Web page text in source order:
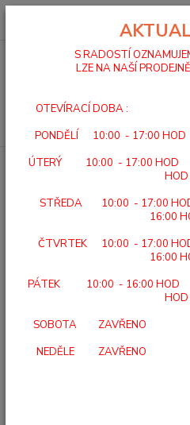
Úvod PŮJČOVNA POMŮCEK
ANTIDEKUBITNÍ
S RADOSTÍ
LZE NA NAŠÍ
OTEVÍRACÍ DOBA :
PONDĚLÍ 10:00 - 17:00
ÚTERÝ 10:00 - 17:00
HOD
STŘEDA 10:00 - 17:00
16:00
ČTVRTEK 10:00 - 17:00
16:00
PÁTEK 10:00 - 16:00
HOD
SOBOTA ZAVŘENO
NEDĚLE ZAVŘENO